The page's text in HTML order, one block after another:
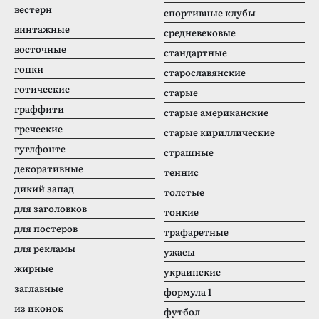
вестерн
винтажные
восточные
гонки
готические
граффити
греческие
гуглфонтс
декоративные
дикий запад
для заголовков
для постеров
для рекламы
жирные
заглавные
из иконок
спортивные клубы
средневековые
стандартные
старославянские
старые
старые американские
старые кириллические
страшные
теннис
толстые
тонкие
трафаретные
ужасы
украинские
формула 1
футбол